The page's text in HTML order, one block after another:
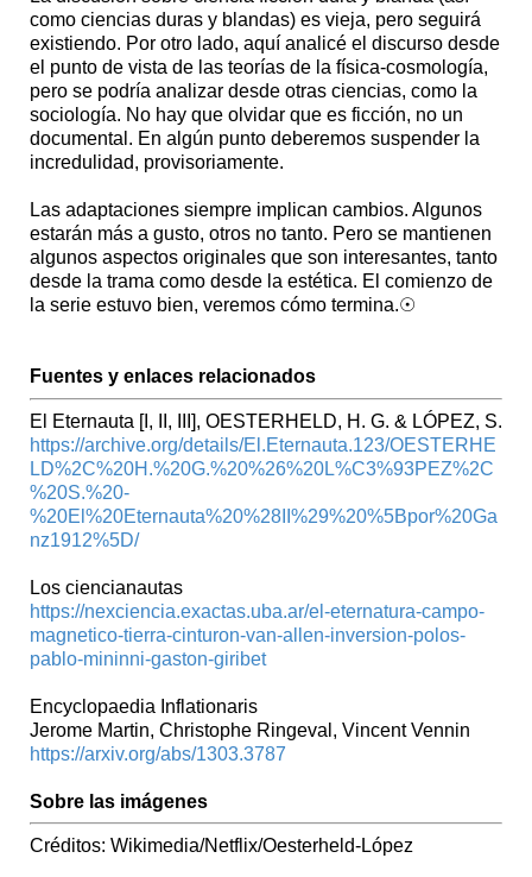
como ciencias duras y blandas) es vieja, pero seguirá
existiendo. Por otro lado, aquí analicé el discurso desde
el punto de vista de las teorías de la física-cosmología,
pero se podría analizar desde otras ciencias, como la
sociología. No hay que olvidar que es ficción, no un
documental. En algún punto deberemos suspender la
incredulidad, provisoriamente.
Las adaptaciones siempre implican cambios. Algunos
estarán más a gusto, otros no tanto. Pero se mantienen
algunos aspectos originales que son interesantes, tanto
desde la trama como desde la estética. El comienzo de
la serie estuvo bien, veremos cómo termina.☉
Fuentes y enlaces relacionados
El Eternauta [I, II, III], OESTERHELD, H. G. & LÓPEZ, S.
https://archive.org/details/El.Eternauta.123/OESTERHE
LD%2C%20H.%20G.%20%26%20L%C3%93PEZ%2C
%20S.%20-
%20El%20Eternauta%20%28II%29%20%5Bpor%20Ga
nz1912%5D/
Los ciencianautas
https://nexciencia.exactas.uba.ar/el-eternatura-campo-
magnetico-tierra-cinturon-van-allen-inversion-polos-
pablo-mininni-gaston-giribet
Encyclopaedia Inflationaris
Jerome Martin, Christophe Ringeval, Vincent Vennin
https://arxiv.org/abs/1303.3787
Sobre las imágenes
Créditos: Wikimedia/Netflix/Oesterheld-López